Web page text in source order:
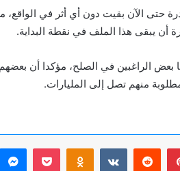
أكثر من 2800 قرار مصادرة حتى الآن بقيت دون أي أثر
الراغبين في الصلح، مؤكدا أن
بينتيريست Odnoklassniki
‫Pocket